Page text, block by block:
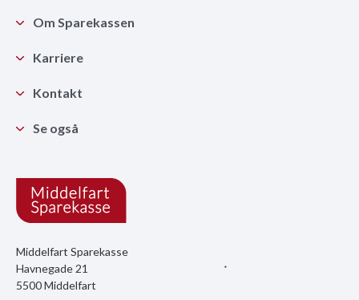
Middelfart Sparekasse
Havnegade 21
5500 Middelfart
Om Sparekassen
Karriere
Kontakt
Se også